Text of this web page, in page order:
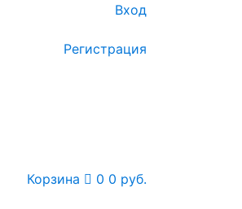
Вход
Регистрация
Корзина 0 0 руб.